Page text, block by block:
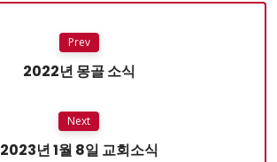
Prev
2022년 몽골 소식
Next
2023년 1월 8일 교회소식